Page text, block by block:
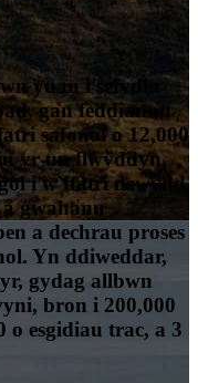
yuan i sefydlu
gan feddiannu
safonol o 12,000
yr un flwyddyn,
i'w ffatri newydd
gwahanu
a dechrau proses
Yn ddiweddar,
gydag allbwn
bron i 200,000
o esgidiau trac, a 3